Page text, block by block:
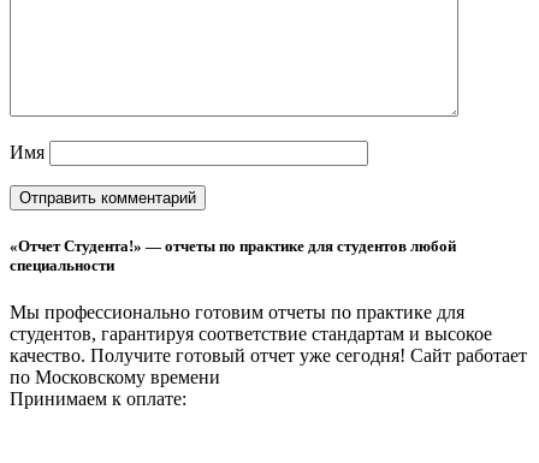
Имя
«Отчет Студента!» — отчеты по практике для студентов любой
специальности
Мы профессионально готовим отчеты по практике для
студентов, гарантируя соответствие стандартам и высокое
качество. Получите готовый отчет уже сегодня! Сайт работает
по Московскому времени
Принимаем к оплате: